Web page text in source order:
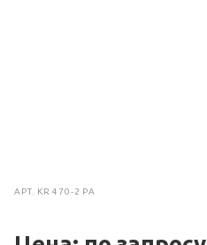
АРТ. KR 470-2 PA